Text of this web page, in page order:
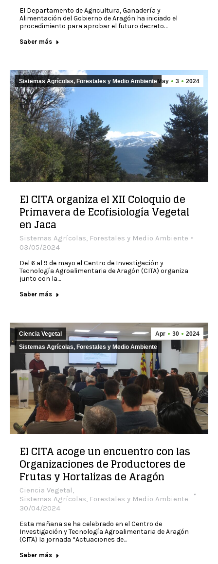
El Departamento de Agricultura, Ganadería y
Alimentación del Gobierno de Aragón ha iniciado el
procedimiento para aprobar el futuro decreto…
Saber más
May 3 2024
Sistemas Agrícolas, Forestales y Medio Ambiente
El CITA organiza el XII Coloquio de
Primavera de Ecofisiología Vegetal
en Jaca
Sistemas Agrícolas, Forestales y Medio Ambiente
03/05/2024
Del 6 al 9 de mayo el Centro de Investigación y
Tecnología Agroalimentaria de Aragón (CITA) organiza
junto con la…
Saber más
Apr 30 2024
Ciencia Vegetal
Sistemas Agrícolas, Forestales y Medio Ambiente
El CITA acoge un encuentro con las
Organizaciones de Productores de
Frutas y Hortalizas de Aragón
Ciencia Vegetal,
Sistemas Agrícolas, Forestales y Medio Ambiente
30/04/2024
Esta mañana se ha celebrado en el Centro de
Investigación y Tecnología Agroalimentaria de Aragón
(CITA) la jornada “Actuaciones de…
Saber más